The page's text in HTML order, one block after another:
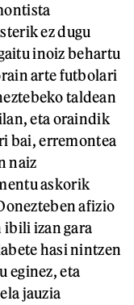
ez dugu
inoiz behartu
arte futbolari
taldean
eta oraindik
bai, erremontea
naiz
askorik
afizio
ibili izan gara
hasi nintzen
eginez, eta
jauzia